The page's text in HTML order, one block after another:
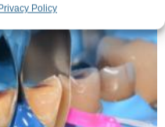
Policy